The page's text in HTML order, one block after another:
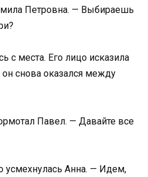
Петровна. — Выбираешь
с места. Его лицо исказила
снова оказался между
Павел. — Давайте все
усмехнулась Анна. — Идем,